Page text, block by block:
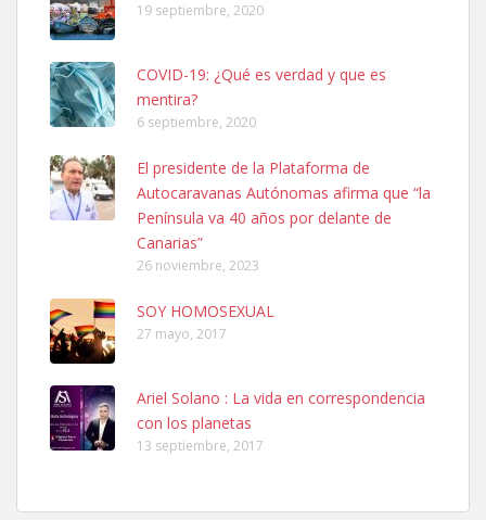
SHIBA PERDIDO AVDA JOSE MESA Y LOPEZ
PERRO MACHO RAZA SHIBA CON MICROCHIP PERDIDO HOY
06/07/2025 ZONA MESA Y LOPEZ. ES MUY ASUSTADIZO
Leales.org » Gran Canaria
6.7.2025
Ninfa perdida
El día 5 se los perdió una ninfa papillera, asustada tiene miedo a la
calle, se perdió por la zon...
19 septiembre, 2020
COVID-19: ¿Qué es verdad y que es
mentira?
6 septiembre, 2020
El presidente de la Plataforma de
Autocaravanas Autónomas afirma que “la
Península va 40 años por delante de
Canarias”
26 noviembre, 2023
SOY HOMOSEXUAL
27 mayo, 2017
Ariel Solano : La vida en correspondencia
con los planetas
13 septiembre, 2017